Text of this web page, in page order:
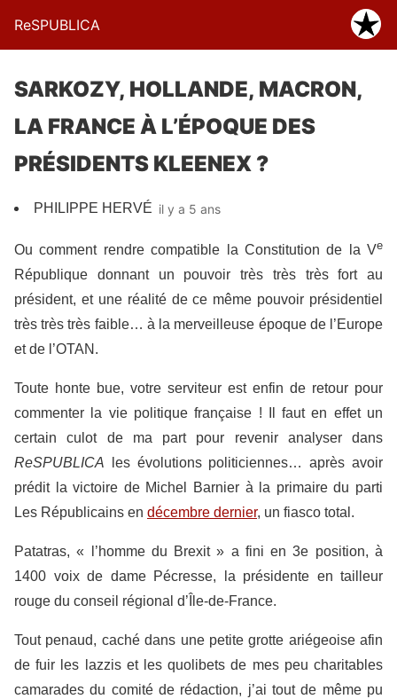
ReSPUBLICA
SARKOZY, HOLLANDE, MACRON,
LA FRANCE À L’ÉPOQUE DES
PRÉSIDENTS KLEENEX ?
PHILIPPE HERVÉ il y a 5 ans
Ou comment rendre compatible la Constitution de la Ve
République donnant un pouvoir très très très fort au
président, et une réalité de ce même pouvoir présidentiel
très très très faible… à la merveilleuse époque de l’Europe
et de l’OTAN.
Toute honte bue, votre serviteur est enfin de retour pour
commenter la vie politique française ! Il faut en effet un
certain culot de ma part pour revenir analyser dans
ReSPUBLICA les évolutions politiciennes… après avoir
prédit la victoire de Michel Barnier à la primaire du parti
Les Républicains en décembre dernier, un fiasco total.
Patatras, « l’homme du Brexit » a fini en 3e position, à
1400 voix de dame Pécresse, la présidente en tailleur
rouge du conseil régional d’Île-de-France.
Tout penaud, caché dans une petite grotte ariégeoise afin
de fuir les lazzis et les quolibets de mes peu charitables
camarades du comité de rédaction, j’ai tout de même pu